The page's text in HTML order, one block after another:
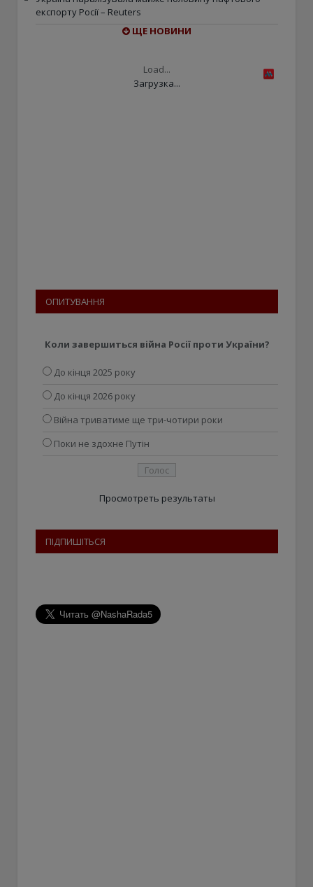
експорту Росії – Reuters
ЩЕ НОВИНИ
Load...
Загрузка...
ОПИТУВАННЯ
Коли завершиться війна Росії проти України?
До кінця 2025 року
До кінця 2026 року
Війна триватиме ще три-чотири роки
Поки не здохне Путін
Просмотреть результаты
ПІДПИШІТЬСЯ